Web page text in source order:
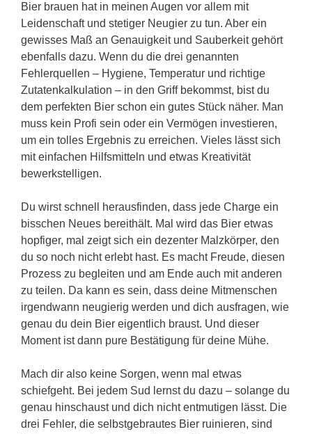
Bier brauen hat in meinen Augen vor allem mit
Leidenschaft und stetiger Neugier zu tun. Aber ein
gewisses Maß an Genauigkeit und Sauberkeit gehört
ebenfalls dazu. Wenn du die drei genannten
Fehlerquellen – Hygiene, Temperatur und richtige
Zutatenkalkulation – in den Griff bekommst, bist du
dem perfekten Bier schon ein gutes Stück näher. Man
muss kein Profi sein oder ein Vermögen investieren,
um ein tolles Ergebnis zu erreichen. Vieles lässt sich
mit einfachen Hilfsmitteln und etwas Kreativität
bewerkstelligen.
Du wirst schnell herausfinden, dass jede Charge ein
bisschen Neues bereithält. Mal wird das Bier etwas
hopfiger, mal zeigt sich ein dezenter Malzkörper, den
du so noch nicht erlebt hast. Es macht Freude, diesen
Prozess zu begleiten und am Ende auch mit anderen
zu teilen. Da kann es sein, dass deine Mitmenschen
irgendwann neugierig werden und dich ausfragen, wie
genau du dein Bier eigentlich braust. Und dieser
Moment ist dann pure Bestätigung für deine Mühe.
Mach dir also keine Sorgen, wenn mal etwas
schiefgeht. Bei jedem Sud lernst du dazu – solange du
genau hinschaust und dich nicht entmutigen lässt. Die
drei Fehler, die selbstgebrautes Bier ruinieren, sind